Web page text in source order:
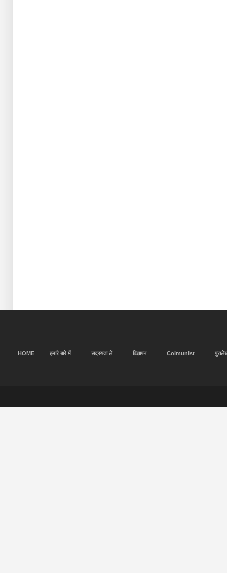
HOME हमारे बारे में सदस्यता लें विज्ञापन Colmunist